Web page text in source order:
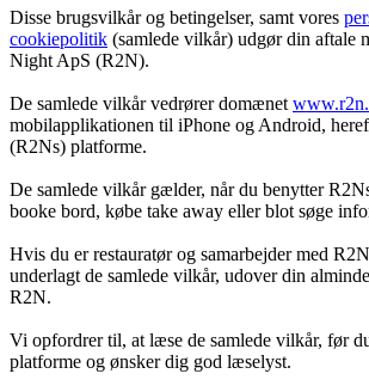
Disse brugsvilkår og betingelser, samt vores
cookiepolitik (samlede vilkår) udgør din aftale
Night ApS (R2N).
De samlede vilkår vedrører domænet
mobilapplikationen til iPhone og Android,
(R2Ns) platforme.
De samlede vilkår gælder, når du benytter
booke bord, købe take away eller blot søge
Hvis du er restauratør og samarbejder med
underlagt de samlede vilkår, udover din
R2N.
Vi opfordrer til, at læse de samlede vilkår, før
platforme og ønsker dig god læselyst.